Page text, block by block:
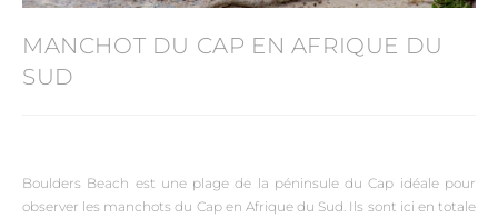
MANCHOT DU CAP EN AFRIQUE DU
SUD
Boulders Beach est une plage de la péninsule du Cap idéale pour
observer les manchots du Cap en Afrique du Sud. Ils sont ici en totale